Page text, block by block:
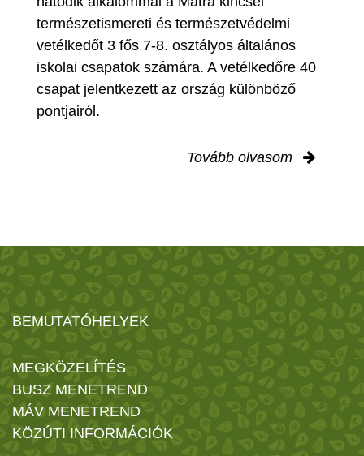
természetismereti és természetvédelmi
vetélkedőt 3 fős 7-8. osztályos általános
iskolai csapatok számára. A vetélkedőre 40
csapat jelentkezett az ország különböző
pontjairól.
Tovább olvasom
BEMUTATÓHELYEK
MEGKÖZELÍTÉS
BUSZ MENETREND
MÁV MENETREND
KÖZÚTI INFORMÁCIÓK